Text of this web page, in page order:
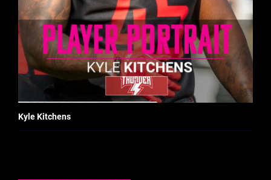
Kyle Kitchens